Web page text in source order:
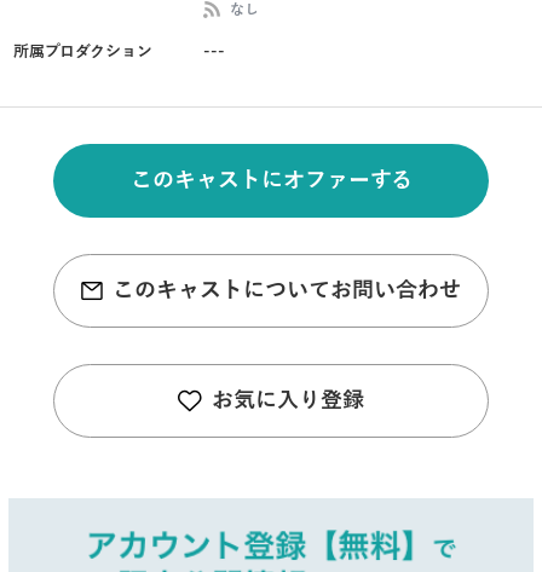
なし
所属プロダクション ---
このキャストにオファーする
このキャストについてお問い合わせ
お気に入り登録